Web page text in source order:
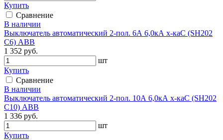
Купить
Сравнение
В наличии
Выключатель автоматический 2-пол. 6А 6,0кА х-каС (SH202
C6) АВВ
1 352 руб.
шт
Купить
Сравнение
В наличии
Выключатель автоматический 2-пол. 10А 6,0кА х-каС (SH202
C10) АВВ
1 336 руб.
шт
Купить